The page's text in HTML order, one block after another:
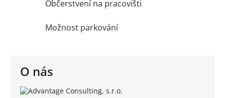
O nás
Občerstvení na pracovišti
Možnost parkování